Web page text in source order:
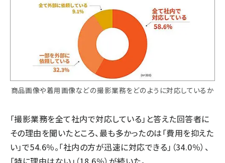
商品画像や着用画像などの撮影業務をどのように対応しているか
「撮影業務を全て社内で対応している」と答えた回答者に
その理由を聞いたところ、最も多かったのは「費用を抑えた
い」で54.6％。「社内の方が迅速に対応できる」（34.0％）、